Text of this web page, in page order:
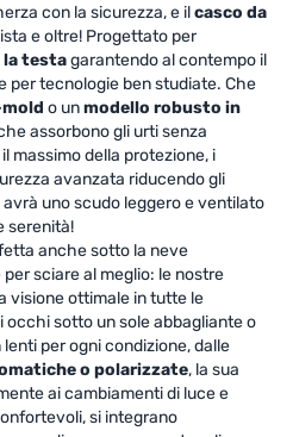
con la sicurezza, e ilcasco da
e oltre! Progettato per
la testagarantendo al contempo il
per tecnologie ben studiate. Che
o unmodello robusto in
assorbono gli urti senza
massimo della protezione, i
avanzata riducendo gli
uno scudo leggero e ventilato
serenità!
anche sotto la neve
sciare al meglio: le nostre
visione ottimale in tutte le
occhi sotto un sole abbagliante o
per ogni condizione, dalle
o polarizzate, la sua
ai cambiamenti di luce e
si integrano